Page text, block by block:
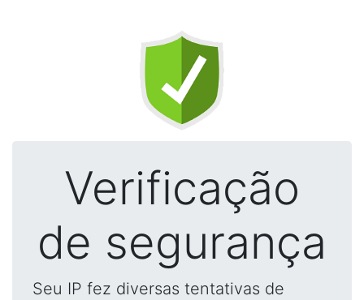
Verificação
de segurança
Seu IP fez diversas tentativas de